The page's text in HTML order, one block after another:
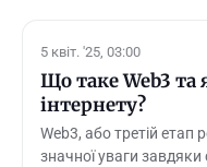
5 квіт. '25, 03:00
Що таке Web3 та
інтернету?
Web3, або третій етап
значної уваги завдяки